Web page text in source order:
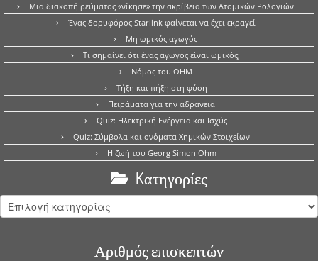
Μια διακοπή ρεύματος «νίκησε» την ακρίβεια των Ατομικών Ρολογιών
Ένας δορυφόρος Starlink φαίνεται να έχει εκραγεί
Μη ωμικός αγωγός
Τι σημαίνει ότι ένας αγωγός είναι ωμικός;
Νόμος του OHM
Τήξη και πήξη στη φύση
Πειράματα για την αδράνεια
Quiz: Ηλεκτρική Ενέργεια και Ισχύς
Quiz: Σύμβολα και ονόματα Χημικών Στοιχείων
Η ζωή του Georg Simon Ohm
Kατηγορίες
Kατηγορίες
Αριθμός επισκεπτών